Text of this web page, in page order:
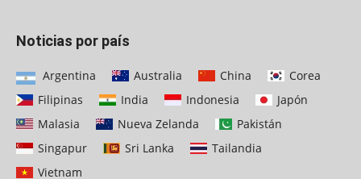
Noticias por país
Argentina Australia China
Corea
Filipinas
India Indonesia
Japón
Malasia
Nueva Zelanda
Pakistán
Singapur
Sri Lanka
Tailandia
Vietnam